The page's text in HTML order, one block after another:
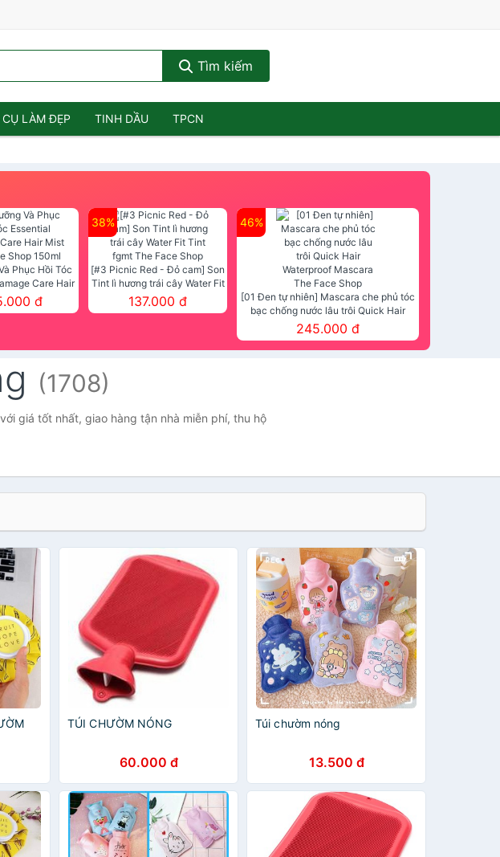
Tìm kiếm
CỤ LÀM ĐẸP TINH DẦU TPCN
Phục Hồi Tóc
Care Hair
Shop 150ml
đ
38%
[#3 Picnic Red - Đỏ cam] Son
Tint lì hương trái cây Water Fit
Tint fgmt The Face Shop
137.000 đ
46%
[01 Đen tự nhiên] Mascara che phủ tóc
bạc chống nước lâu trôi Quick Hair
Waterproof Mascara The Face Shop
245.000 đ
(1708)
giá tốt nhất, giao hàng tận nhà miễn phí, thu hộ
TÚI CHƯỜM NÓNG
60.000 đ
Túi chườm nóng
13.500 đ